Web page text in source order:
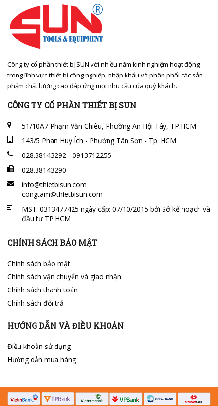
Công ty cổ phần thiết bị SUN với nhiều năm kinh nghiệm hoạt động
trong lĩnh vực thiết bị công nghiệp, nhập khẩu và phân phối các sản
phẩm chất lượng cao đáp ứng mọi nhu cầu của quý khách.
CÔNG TY CỔ PHẦN THIẾT BỊ SUN
51/10A7 Phạm Văn Chiêu, Phường An Hội Tây, TP.HCM
143/5 Phan Huy Ích - Phường Tân Sơn - Tp. HCM
028.38143292 - 0913712255
028.38143290
info@thietbisun.com
congtam@thietbisun.com
MST: 0313477425 ngày cấp: 07/10/2015 bởi Sở kế hoạch và
đầu tư TP.HCM
CHÍNH SÁCH BẢO MẬT
Chính sách bảo mật
Chính sách vận chuyển và giao nhận
Chính sách thanh toán
Chính sách đổi trả
HƯỚNG DẪN VÀ ĐIỀU KHOẢN
Điều khoản sử dụng
Hướng dẫn mua hàng